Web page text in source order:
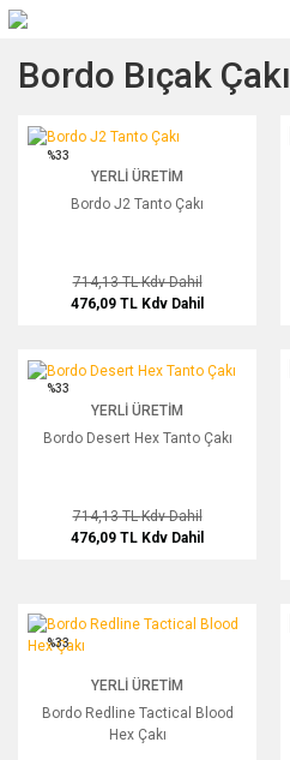
Bordo Bıçak Çakı
Bordo J2 Tanto Çakı
%33
YERLI ÜRETIM
Bordo J2 Tanto Çakı
714,13 TLKdv Dahil
476,09 TL Kdv Dahil
Bordo Desert Hex Tanto Çakı
%33
YERLI ÜRETIM
Bordo Desert Hex Tanto Çakı
714,13 TLKdv Dahil
476,09 TL Kdv Dahil
Bordo Redline Tactical Blood Hex Çakı
%33
YERLI ÜRETIM
Bordo Redline Tactical Blood
Hex Çakı